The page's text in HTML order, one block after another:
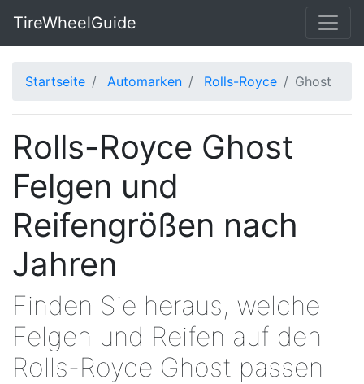
TireWheelGuide
Startseite Automarken Rolls-Royce Ghost
Rolls-Royce Ghost
Felgen und
Reifengrößen nach
Jahren
Finden Sie heraus, welche
Felgen und Reifen auf den
Rolls-Royce Ghost passen